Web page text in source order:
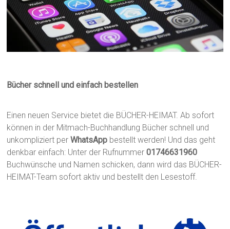
Bücher schnell und einfach bestellen
Einen neuen Service bietet die BÜCHER-HEIMAT. Ab sofort
können in der Mitmach-Buchhandlung Bücher schnell und
unkompliziert perWhatsApp bestellt werden! Und das geht
denkbar einfach: Unter der Rufnummer01746631960
Buchwünsche und Namen schicken, dann wird das BÜCHER-
HEIMAT-Team sofort aktiv und bestellt den Lesestoff.